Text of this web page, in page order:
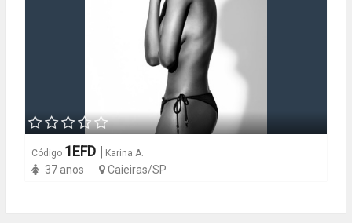
Código 1EFD | Karina A.
37 anos Caieiras/SP